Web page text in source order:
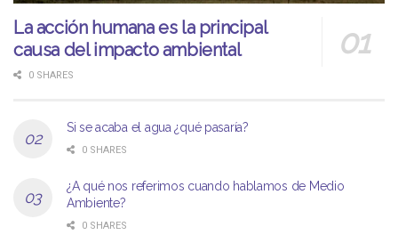
La acción humana es la principal
causa del impacto ambiental
0 SHARES
Si se acaba el agua ¿qué pasaría?
0 SHARES
¿A qué nos referimos cuando hablamos de Medio
Ambiente?
0 SHARES